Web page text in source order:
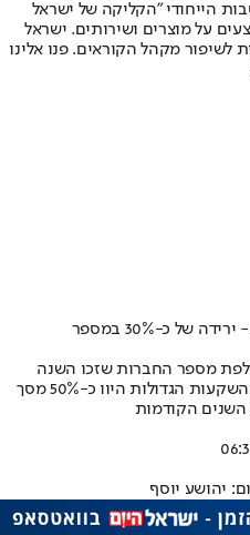
הייחודי "הקליקה של ישראל
על מוצרים ושירותים. ישראל
לשיפור מקהל הקוראים. פנו אלינו
הייטק בצל המלחמה: בשנה החולפת - ירידה של כ-30% במספר
מספר החברות שזכו השנה
להשקעה הולך וקטן • ב-2024 עשר ההשקעות הגדולות היוו כ-50% מסך
יהושע יוסף